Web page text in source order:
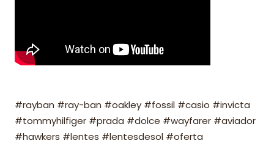
#rayban #ray-ban #oakley #fossil #casio #invicta
#tommyhilfiger #prada #dolce #wayfarer #aviador
#hawkers #lentes #lentesdesol #oferta